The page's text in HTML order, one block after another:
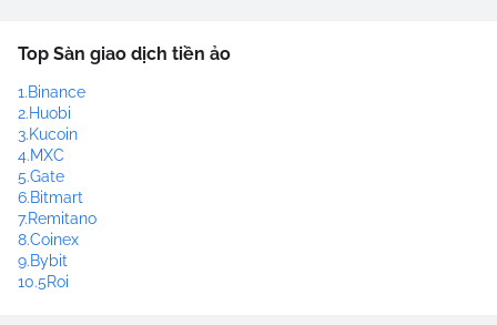
Top Sàn giao dịch tiền ảo
1.Binance
2.Huobi
3.Kucoin
4.MXC
5.Gate
6.Bitmart
7.Remitano
8.Coinex
9.Bybit
10.5Roi